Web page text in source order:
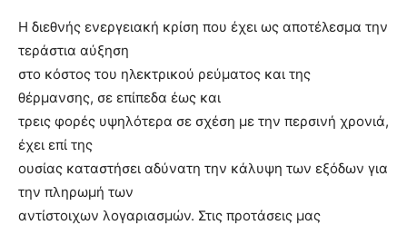
Η διεθνής ενεργειακή κρίση που έχει ως αποτέλεσμα την
τεράστια αύξηση
στο κόστος του ηλεκτρικού ρεύματος και της
θέρμανσης, σε επίπεδα έως και
τρεις φορές υψηλότερα σε σχέση με την περσινή χρονιά,
έχει επί της
ουσίας καταστήσει αδύνατη την κάλυψη των εξόδων για
την πληρωμή των
αντίστοιχων λογαριασμών. Στις προτάσεις μας